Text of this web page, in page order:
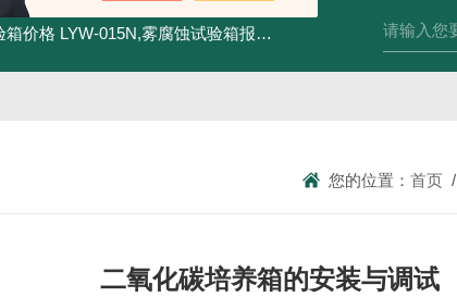
箱价格 LYW-015N,雾腐蚀试验箱报价 LYW-025N,雾腐蚀试验箱
您的位置： 首页 /
二氧化碳培养箱的安装与调试